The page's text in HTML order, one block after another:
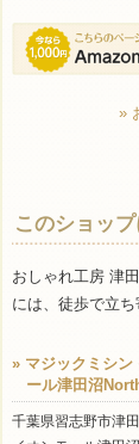
»
このショッ
おしゃれ工房 津
には、徒歩で立ち
» マジックミシン
ール津田沼
千葉県習志野市津